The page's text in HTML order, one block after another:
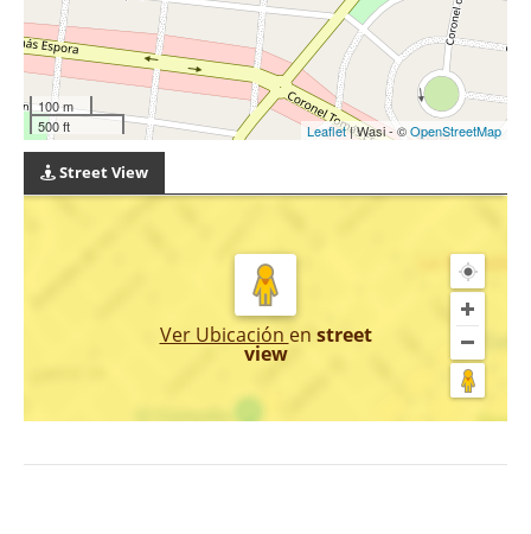
100 m
500 ft
Leaflet| Wasi - ©OpenStreetMap
Street View
Ver Ubicación en street
view